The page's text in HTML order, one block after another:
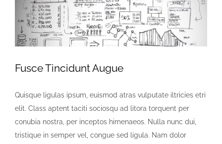
Fusce Tincidunt Augue
Quisque ligulas ipsum, euismod atras vulputate iltricies etri
elit. Class aptent taciti sociosqu ad litora torquent per
conubia nostra, per inceptos himenaeos. Nulla nunc dui,
tristique in semper vel, congue sed ligula. Nam dolor